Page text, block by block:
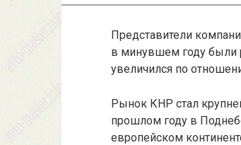
Представители
в минувшем году были
увеличился по
Рынок КНР стал
прошлом году в
европейском